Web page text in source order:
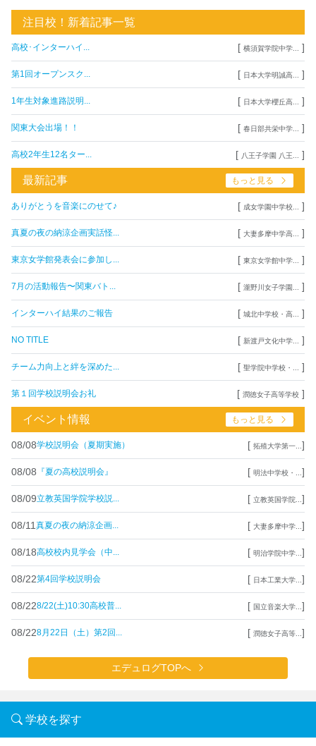
注目校！新着記事一覧
高校･インターハイ... [ 横須賀学院中学... ]
第1回オープンスク... [ 日本大学明誠高... ]
1年生対象進路説明... [ 日本大学櫻丘高... ]
関東大会出場！！ [ 春日部共栄中学... ]
高校2年生12名ター... [ 八王子学園 八王... ]
最新記事 もっと見る
ありがとうを音楽にのせて♪ [ 成女学園中学校... ]
真夏の夜の納涼企画実話怪... [ 大妻多摩中学高... ]
東京女学館発表会に参加し... [ 東京女学館中学... ]
7月の活動報告〜関東バト... [ 瀧野川女子学園... ]
インターハイ結果のご報告 [ 城北中学校・高... ]
NO TITLE [ 新渡戸文化中学... ]
チーム力向上と絆を深めた... [ 聖学院中学校・... ]
第１回学校説明会お礼 [ 潤徳女子高等学校 ]
イベント情報 もっと見る
08/08学校説明会（夏期実施） [ 拓殖大学第一... ]
08/08 『夏の高校説明会』 [ 明法中学校・... ]
08/09立教英国学院学校説... [ 立教英国学院... ]
08/11 真夏の夜の納涼企画... [ 大妻多摩中学... ]
08/18高校校内見学会（中... [ 明治学院中学... ]
08/22第4回学校説明会 [ 日本工業大学... ]
08/228/22(土)10:30高校普... [ 国立音楽大学... ]
08/228月22日（土）第2回... [ 潤徳女子高等... ]
エデュログTOPへ
学校を探す